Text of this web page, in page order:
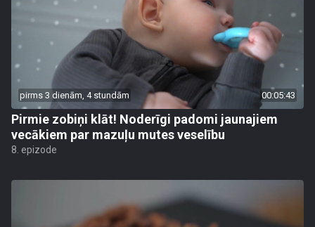
pirms 3 dienām, 4 stundām 00:05:43
Pirmie zobiņi klāt! Noderīgi padomi jaunajiem
vecākiem par mazuļu mutes veselību
8. epizode